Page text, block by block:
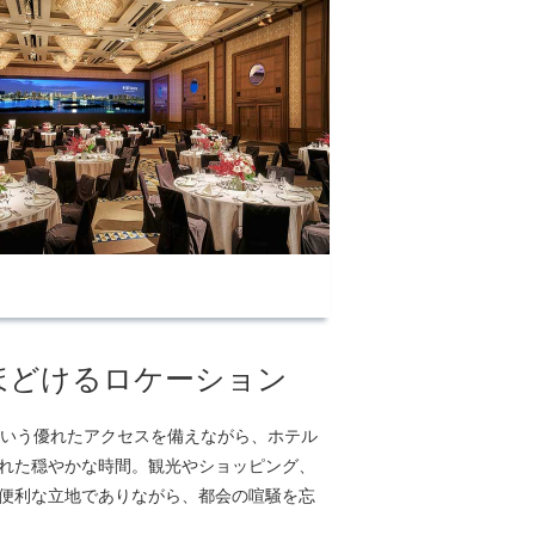
けるロケーション
う優れたアクセスを備えながら、ホテル
穏やかな時間。観光やショッピング、
利な立地でありながら、都会の喧騒を忘